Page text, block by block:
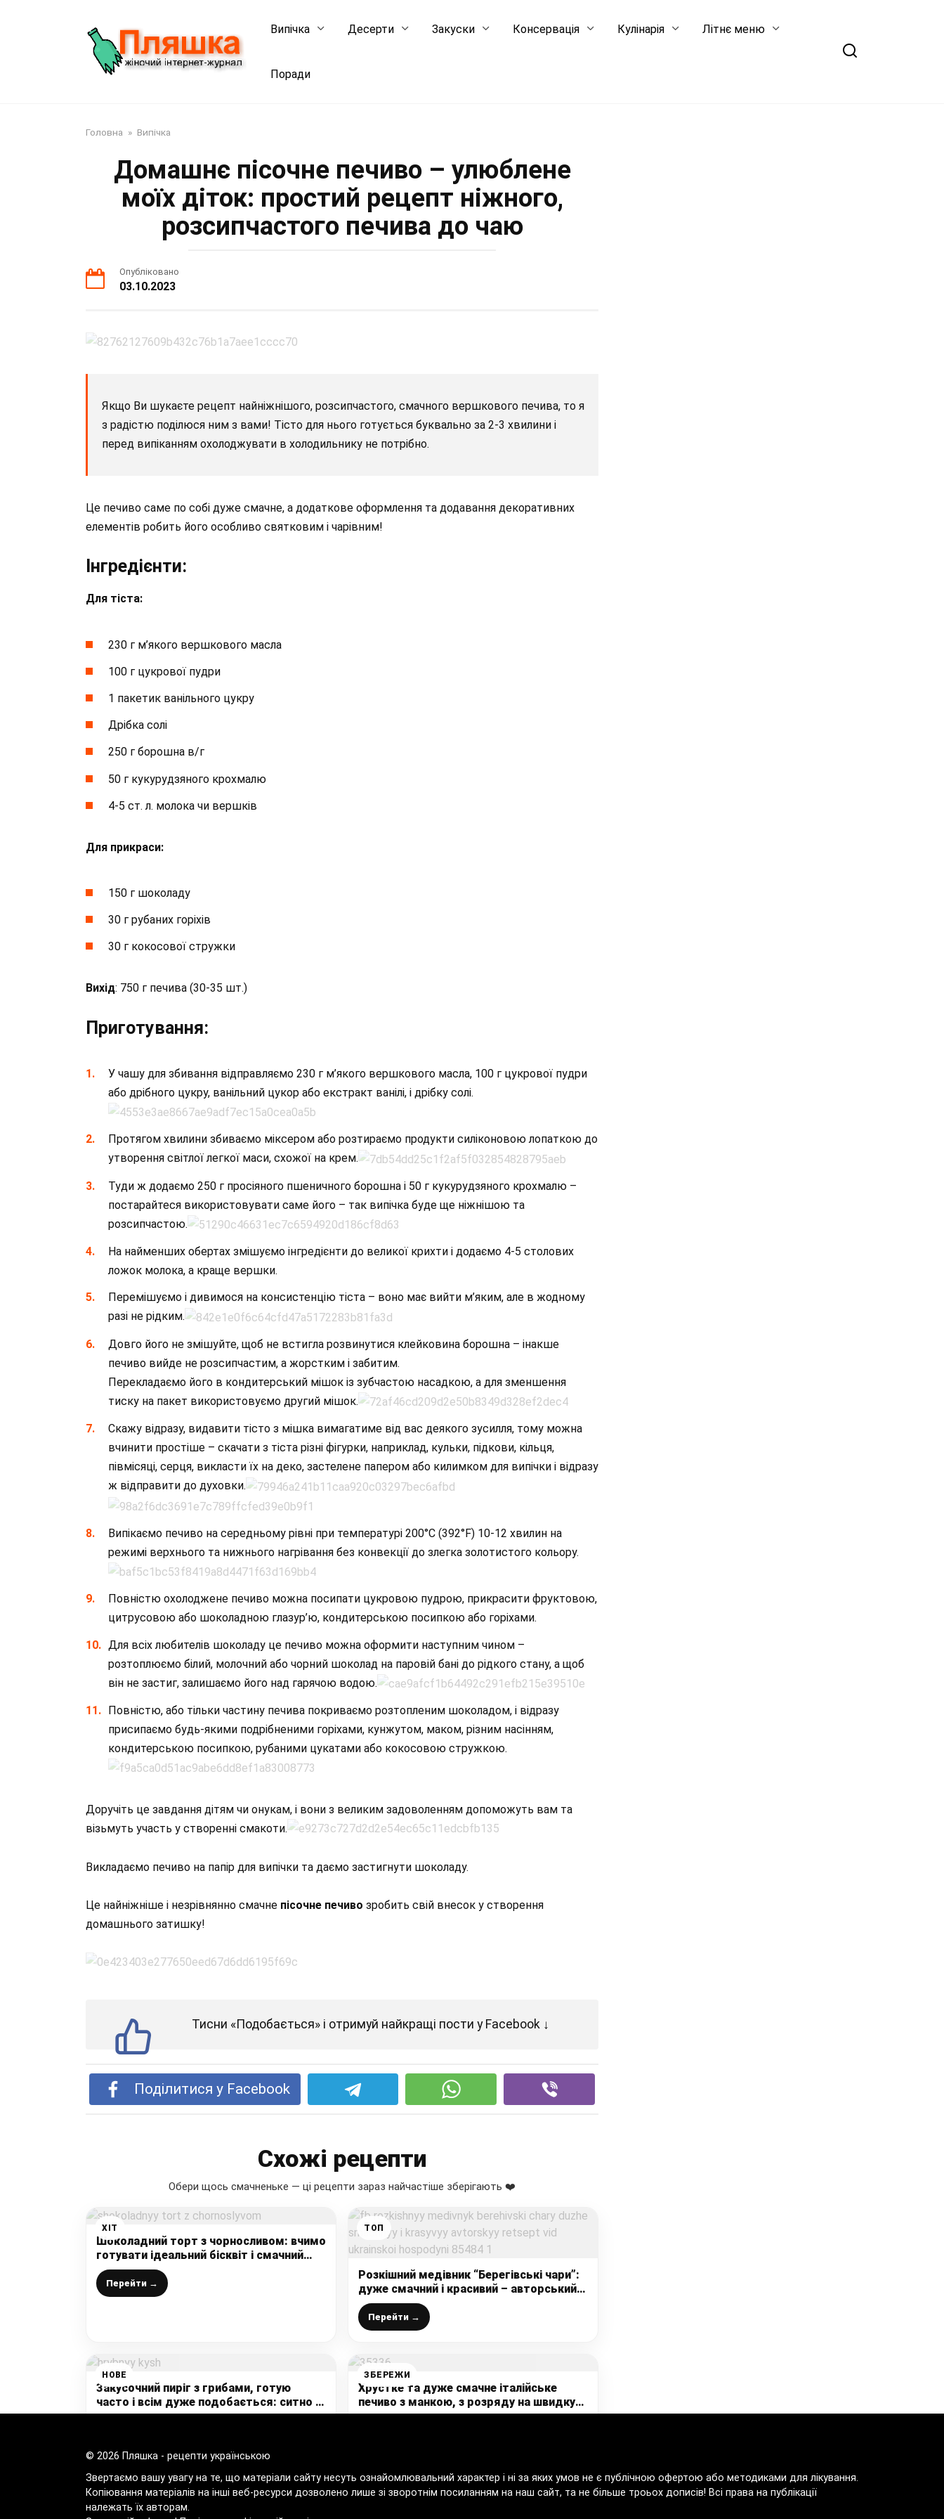
Випічка Десерти Закуски Консервація Кулінарія Літнє меню
Поради
Головна » Випічка
Домашнє пісочне печиво – улюблене
моїх діток: простий рецепт ніжного,
розсипчастого печива до чаю
Опубліковано
03.10.2023
Якщо Ви шукаєте рецепт найніжнішого, розсипчастого, смачного вершкового печива, то я
з радістю поділюся ним з вами! Тісто для нього готується буквально за 2-3 хвилини і
перед випіканням охолоджувати в холодильнику не потрібно.
Це печиво саме по собі дуже смачне, а додаткове оформлення та додавання декоративних
елементів робить його особливо святковим і чарівним!
Інгредієнти:
Для тіста:
230 г м’якого вершкового масла
100 г цукрової пудри
1 пакетик ванільного цукру
Дрібка солі
250 г борошна в/г
50 г кукурудзяного крохмалю
4-5 ст. л. молока чи вершків
Для прикраси:
150 г шоколаду
30 г рубаних горіхів
30 г кокосової стружки
Вихід: 750 г печива (30-35 шт.)
Приготування:
У чашу для збивання відправляємо 230 г м’якого вершкового масла, 100 г цукрової пудри
або дрібного цукру, ванільний цукор або екстракт ванілі, і дрібку солі.
Протягом хвилини збиваємо міксером або розтираємо продукти силіконовою лопаткою до
утворення світлої легкої маси, схожої на крем.
Туди ж додаємо 250 г просіяного пшеничного борошна і 50 г кукурудзяного крохмалю –
постарайтеся використовувати саме його – так випічка буде ще ніжнішою та
розсипчастою.
На найменших обертах змішуємо інгредієнти до великої крихти і додаємо 4-5 столових
ложок молока, а краще вершки.
Перемішуємо і дивимося на консистенцію тіста – воно має вийти м’яким, але в жодному
разі не рідким.
Довго його не змішуйте, щоб не встигла розвинутися клейковина борошна – інакше
печиво вийде не розсипчастим, а жорстким і забитим.
Перекладаємо його в кондитерський мішок із зубчастою насадкою, а для зменшення
тиску на пакет використовуємо другий мішок.
Скажу відразу, видавити тісто з мішка вимагатиме від вас деякого зусилля, тому можна
вчинити простіше – скачати з тіста різні фігурки, наприклад, кульки, підкови, кільця,
півмісяці, серця, викласти їх на деко, застелене папером або килимком для випічки і відразу
ж відправити до духовки.
Випікаємо печиво на середньому рівні при температурі 200°C (392°F) 10-12 хвилин на
режимі верхнього та нижнього нагрівання без конвекції до злегка золотистого кольору.
Повністю охолоджене печиво можна посипати цукровою пудрою, прикрасити фруктовою,
цитрусовою або шоколадною глазур’ю, кондитерською посипкою або горіхами.
Для всіх любителів шоколаду це печиво можна оформити наступним чином –
розтоплюємо білий, молочний або чорний шоколад на паровій бані до рідкого стану, а щоб
він не застиг, залишаємо його над гарячою водою.
Повністю, або тільки частину печива покриваємо розтопленим шоколадом, і відразу
присипаємо будь-якими подрібненими горіхами, кунжутом, маком, різним насінням,
кондитерською посипкою, рубаними цукатами або кокосовою стружкою.
Доручіть це завдання дітям чи онукам, і вони з великим задоволенням допоможуть вам та
візьмуть участь у створенні смакоти.
Викладаємо печиво на папір для випічки та даємо застигнути шоколаду.
Це найніжніше і незрівнянно смачне пісочне печиво зробить свій внесок у створення
домашнього затишку!
Тисни «Подобається» і отримуй найкращі пости у Facebook ↓
Поділитися у Facebook
Схожі рецепти
Обери щось смачненьке — ці рецепти зараз найчастіше зберігають ❤️
ХІТ
Шоколадний торт з чорносливом: вчимо
готувати ідеальний бісквіт і смачний
крем і ароматною начинкою
Перейти →
ТОП
Розкішний медівник “Берегівські чари”:
дуже смачний і красивий – авторський
рецепт від української господині
Перейти →
НОВЕ
Закусочний пиріг з грибами, готую
часто і всім дуже подобається: ситно і
смачно на перекус чи повноцінний обід –
ЗБЕРЕЖИ
Хрустке та дуже смачне італійське
печиво з манкою, з розряду на швидку
руку: в магазині не купую, печу сама
© 2026 Пляшка - рецепти українською
Звертаємо вашу увагу на те, що матеріали сайту несуть ознайомлювальний характер і ні за яких умов не є публічною офертою або методиками для лікування.
Копіювання матеріалів на інші веб-ресурси дозволено лише зі зворотнім посиланням на наш сайт, та не більше троьох дописів! Всі права на публікації
належать їх авторам.